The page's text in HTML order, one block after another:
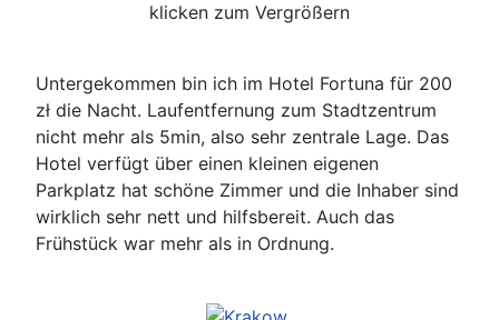
klicken zum Vergrößern
Untergekommen bin ich im Hotel Fortuna für 200
zł die Nacht. Laufentfernung zum Stadtzentrum
nicht mehr als 5min, also sehr zentrale Lage. Das
Hotel verfügt über einen kleinen eigenen
Parkplatz hat schöne Zimmer und die Inhaber sind
wirklich sehr nett und hilfsbereit. Auch das
Frühstück war mehr als in Ordnung.